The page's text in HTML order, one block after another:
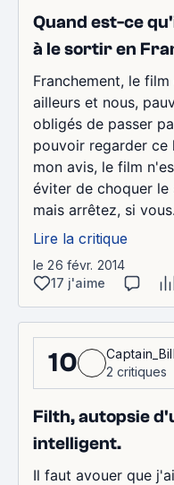
Quand est-ce
à le sortir en
Franchement, le
ailleurs et nous,
obligés de passer
pouvoir regarder ce
mon avis, le film
éviter de choquer
mais arrêtez, si
Lire la critique
le 26 févr. 2014
17 j'aime
10
Captain_Bill
2 critiques
Filth, autopsie
intelligent.
Il faut avouer que